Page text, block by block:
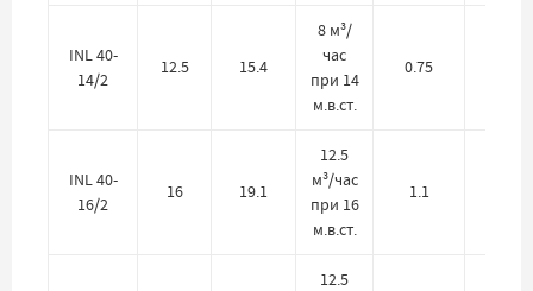
INL 40-
14/2
12.5 15.4
8 м³/
час
при 14
м.в.ст.
0.75
INL 40-
16/2
16 19.1
12.5
м³/час
при 16
м.в.ст.
1.1
12.5